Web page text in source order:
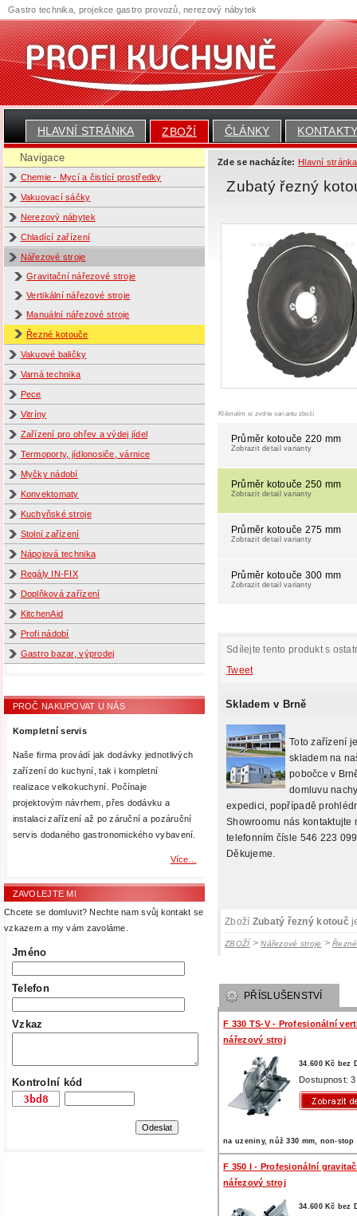
HLAVNÍ STRÁNKA ZBOŽÍ ČLÁNKY
Navigace
Chemie - Mycí a čistící prostředky
Vakuovací sáčky
Nerezový nábytek
Chladící zařízení
Nářezové stroje
Gravitační nářezové stroje
Vertikální nářezové stroje
Manuální nářezové stroje
Řezné kotouče
Vakuové baličky
Varná technika
Pece
Vitríny
Zařízení pro ohřev a výdej jídel
Termoporty, jídlonosiče, várnice
Myčky nádobí
Konvektomaty
Kuchyňské stroje
Stolní zařízení
Nápojová technika
Regály IN-FIX
Doplňková zařízení
KitchenAid
Profi nádobí
Gastro bazar, výprodej
PROČ NAKUPOVAT U NÁS
Kompletní servis
Naše firma provádí jak dodávky jednotlivých
zařízení do kuchyní, tak i kompletní
realizace velkokuchyní. Počínaje
projektovým návrhem, přes dodávku a
instalaci zařízení až po záruční a pozáruční
servis dodaného gastronomického vybavení.
Více...
ZAVOLEJTE MI
Chcete se domluvit? Nechte nam svůj kontakt se
vzkazem a my vám zavoláme.
Jméno
Telefon
Vzkaz
Kontrolní kód
Zde se nacházíte: Hlavní stránka
Zubatý řezný
Kliknutím si zvolte variantu zboží
Průměr kotouče 220 mm
Zobrazit detail varianty
Průměr kotouče 250 mm
Zobrazit detail varianty
Průměr kotouče 275 mm
Zobrazit detail varianty
Průměr kotouče 300 mm
Zobrazit detail varianty
Sdílejte tento produkt s
Tweet
Skladem v Brně
Toto zařízení
skladem na
pobočce v
domluvu
expedici, popřípadě
Showroomu nás kontaktujte
telefonním čísle 546 223
Děkujeme.
Zboží Zubatý řezný kotouč
ZBOŽÍ>Nářezové stroje >
PŘÍSLUŠENSTVÍ
F 330 TS-V - Profesionální
nářezový stroj
34.600 Kč bez
Dostupnost:
na uzeniny, nůž 330 mm, non-
F 350 I - Profesionální
nářezový stroj
34.600 Kč bez
Gastro technika, projekce gastro provozů, nerezový nábytek